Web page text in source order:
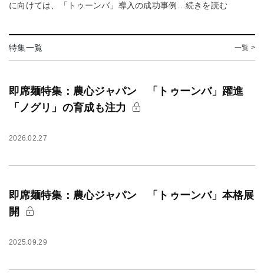
に向けては、「トゥーンバ」導入の成功事例…続きを読む
特集一覧 一覧 >
即席麺特集：農心ジャパン 「トゥーンバ」躍進
「ノグリ」の育成も注力
2026.02.27
即席麺特集：農心ジャパン 「トゥーンバ」本格展
開
2025.09.29